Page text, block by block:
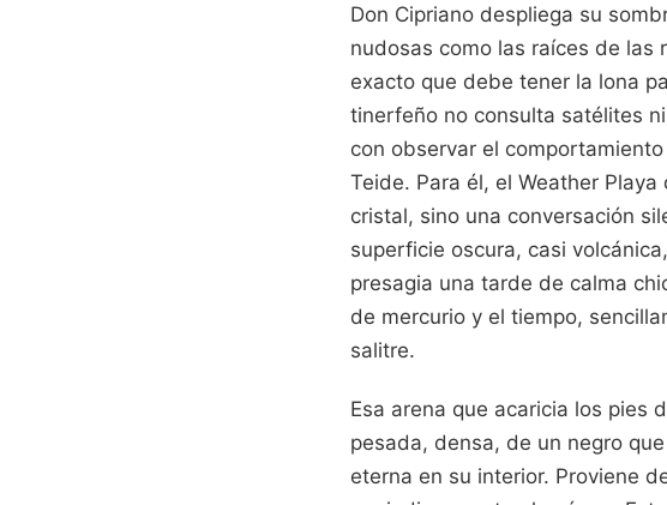
Don Cipriano despliega su
nudosas como las raíces de las
exacto que debe tener la lona
tinerfeño no consulta satélites
con observar el
Teide. Para él, el Weather
cristal, sino una conversación
superficie oscura, casi
presagia una tarde de calma
de mercurio y el tiempo,
salitre.
Esa arena que acaricia los pies
pesada, densa, de un negro
eterna en su interior. Proviene